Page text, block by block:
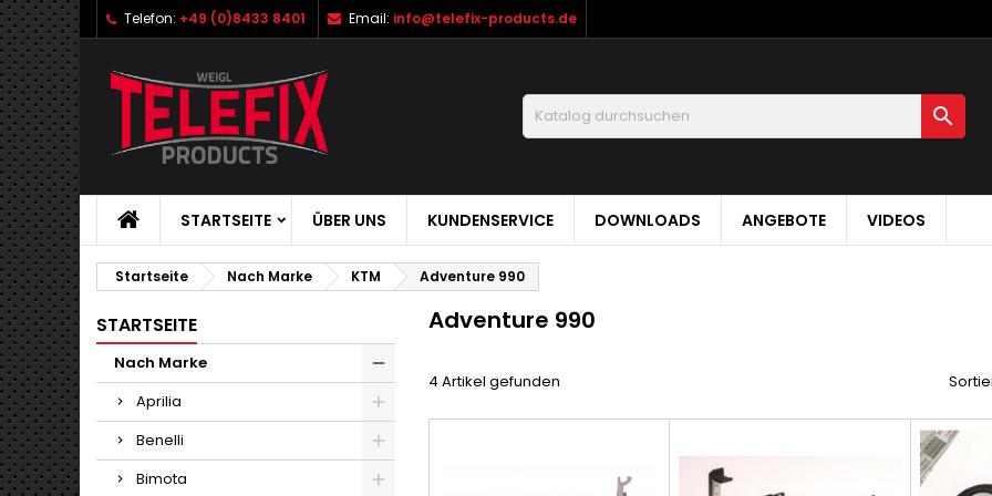
Telefon: +49 (0)8433 8401 Email: info@telefix-products.de

STARTSEITE ÜBER UNS KUNDENSERVICE DOWNLOADS ANGEBOTE VIDEOS
Startseite Nach Marke KTM Adventure 990
STARTSEITE
Nach Marke
Aprilia
Benelli
Bimota
Adventure 990
4 Artikel gefunden